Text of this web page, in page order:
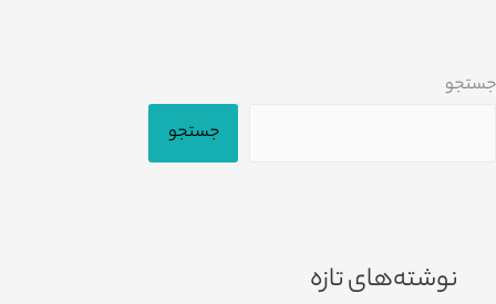
جستجو
جستجو
نوشته‌های تازه